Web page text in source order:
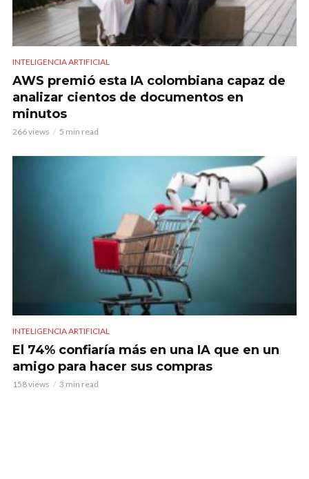
INTELIGENCIA ARTIFICIAL
AWS premió esta IA colombiana capaz de
analizar cientos de documentos en
minutos
266 views 5 min read
INTELIGENCIA ARTIFICIAL
El 74% confiaría más en una IA que en un
amigo para hacer sus compras
158 views 3 min read